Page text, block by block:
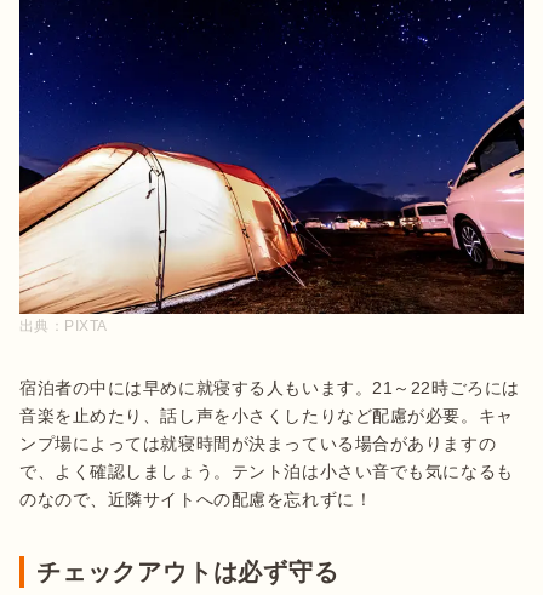
出典： PIXTA
宿泊者の中には早めに就寝する人もいます。21～22時ごろには
音楽を止めたり、話し声を小さくしたりなど配慮が必要。キャ
ンプ場によっては就寝時間が決まっている場合がありますの
で、よく確認しましょう。テント泊は小さい音でも気になるも
のなので、近隣サイトへの配慮を忘れずに！
チェックアウトは必ず守る